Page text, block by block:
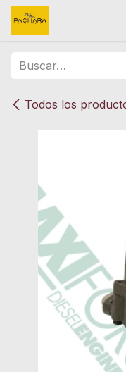
Ir al contenido
Todos los